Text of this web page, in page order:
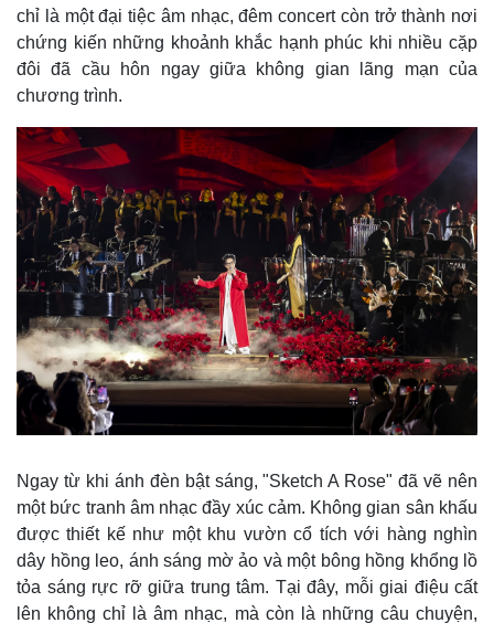
chỉ là một đại tiệc âm nhạc, đêm concert còn trở thành nơi
chứng kiến những khoảnh khắc hạnh phúc khi nhiều cặp
đôi đã cầu hôn ngay giữa không gian lãng mạn của
chương trình.
Ngay từ khi ánh đèn bật sáng, "Sketch A Rose" đã vẽ nên
một bức tranh âm nhạc đầy xúc cảm. Không gian sân khấu
được thiết kế như một khu vườn cổ tích với hàng nghìn
dây hồng leo, ánh sáng mờ ảo và một bông hồng khổng lồ
tỏa sáng rực rỡ giữa trung tâm. Tại đây, mỗi giai điệu cất
lên không chỉ là âm nhạc, mà còn là những câu chuyện,